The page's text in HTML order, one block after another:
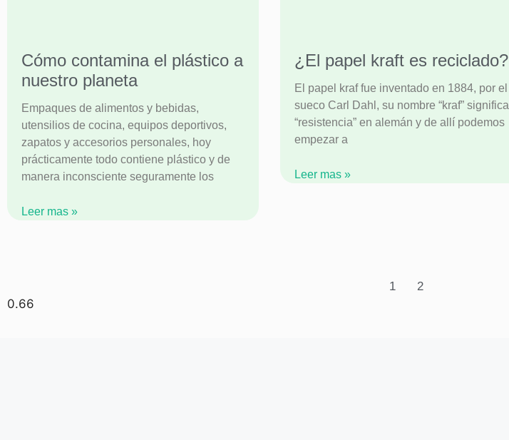
Cómo contamina el plástico a
nuestro planeta
Empaques de alimentos y bebidas,
utensilios de cocina, equipos deportivos,
zapatos y accesorios personales, hoy
prácticamente todo contiene plástico y de
manera inconsciente seguramente los
Leer mas »
¿El papel kraft es reciclado?
El papel kraf fue inventado en 1884, por el
sueco Carl Dahl, su nombre “kraf” significa
“resistencia” en alemán y de allí podemos
empezar a
Leer mas »
1 2